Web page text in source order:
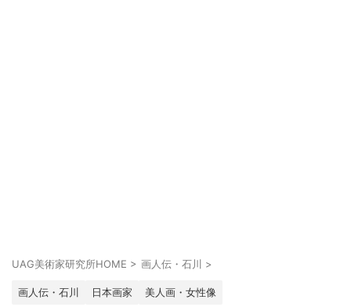
UAG美術家研究所HOME > 画人伝・石川 >
画人伝・石川 日本画家 美人画・女性像